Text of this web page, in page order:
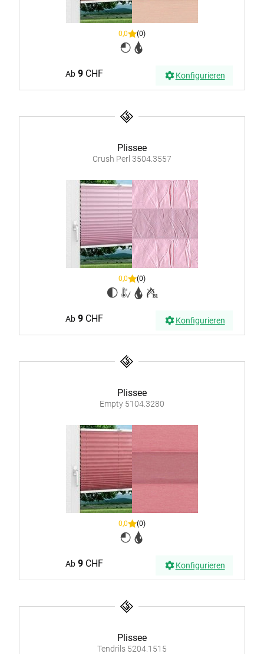
0,0 (0)
Ab 9CHF Konfigurieren
Plissee
Crush Perl 3504.3557
0,0 (0)
Ab 9CHF Konfigurieren
Plissee
Empty 5104.3280
0,0 (0)
Ab 9CHF Konfigurieren
Plissee
Tendrils 5204.1515